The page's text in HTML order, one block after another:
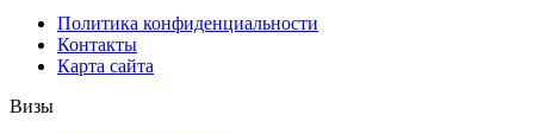
Политика конфиденциальности
Контакты
Карта сайта
Визы